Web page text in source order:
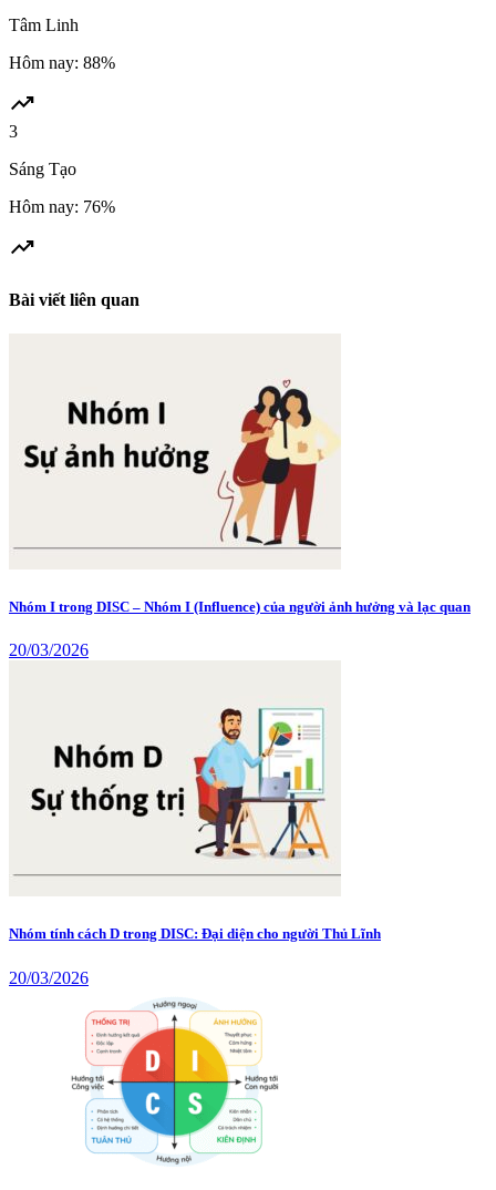
Tâm Linh
Hôm nay: 88%
trending_up
3
Sáng Tạo
Hôm nay: 76%
trending_up
Bài viết liên quan
Nhóm I trong DISC – Nhóm I (Influence) của người ảnh hưởng và lạc quan
20/03/2026
Nhóm tính cách D trong DISC: Đại diện cho người Thủ Lĩnh
20/03/2026